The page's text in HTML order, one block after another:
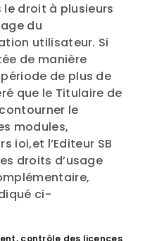
le droit à plusieurs
du
utilisateur. Si
de manière
de plus de
que le Titulaire de
le
modules,
ioi,et l’Editeur SB
droits d’usage
ci-
contrôle des licences